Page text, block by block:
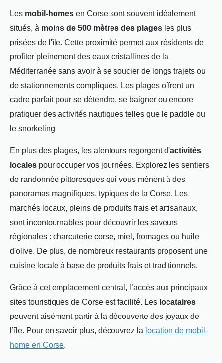
Les mobil-homes en Corse sont souvent idéalement
situés, à moins de 500 mètres des plages les plus
prisées de l'île. Cette proximité permet aux résidents de
profiter pleinement des eaux cristallines de la
Méditerranée sans avoir à se soucier de longs trajets ou
de stationnements compliqués. Les plages offrent un
cadre parfait pour se détendre, se baigner ou encore
pratiquer des activités nautiques telles que le paddle ou
le snorkeling.
En plus des plages, les alentours regorgent d'activités
locales pour occuper vos journées. Explorez les sentiers
de randonnée pittoresques qui vous mènent à des
panoramas magnifiques, typiques de la Corse. Les
marchés locaux, pleins de produits frais et artisanaux,
sont incontournables pour découvrir les saveurs
régionales : charcuterie corse, miel, fromages ou huile
d'olive. De plus, de nombreux restaurants proposent une
cuisine locale à base de produits frais et traditionnels.
Grâce à cet emplacement central, l’accès aux principaux
sites touristiques de Corse est facilité. Les locataires
peuvent aisément partir à la découverte des joyaux de
l’île. Pour en savoir plus, découvrez la location de mobil-
home en Corse.